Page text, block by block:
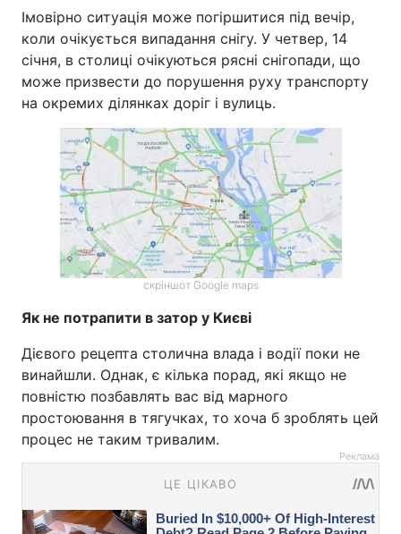
Імовірно ситуація може погіршитися під вечір,
коли очікується випадання снігу. У четвер, 14
січня, в столиці очікуються рясні снігопади, що
може призвести до порушення руху транспорту
на окремих ділянках доріг і вулиць.
скріншот Google maps
Як не потрапити в затор у Києві
Дієвого рецепта столична влада і водії поки не
винайшли. Однак, є кілька порад, які якщо не
повністю позбавлять вас від марного
простоювання в тягучках, то хоча б зроблять цей
процес не таким тривалим.
Реклама